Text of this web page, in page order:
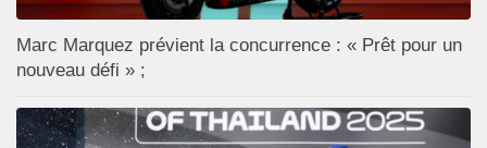
Marc Marquez prévient la concurrence : « Prêt pour un
nouveau défi » ;